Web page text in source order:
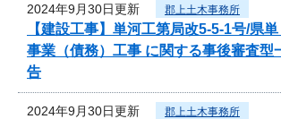
2024年9月30日更新 郡上土木事務所
【建設工事】単河工第局改5-5-1号/県
事業（債務）工事 に関する事後審査型
告
2024年9月30日更新 郡上土木事務所